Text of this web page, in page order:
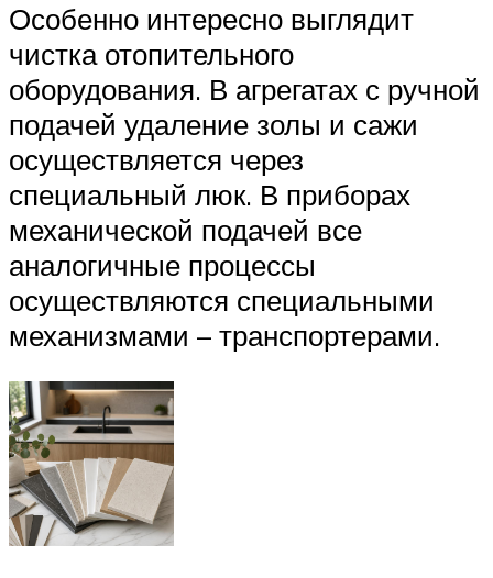
Особенно интересно выглядит
чистка отопительного
оборудования. В агрегатах с ручной
подачей удаление золы и сажи
осуществляется через
специальный люк. В приборах
механической подачей все
аналогичные процессы
осуществляются специальными
механизмами – транспортерами.